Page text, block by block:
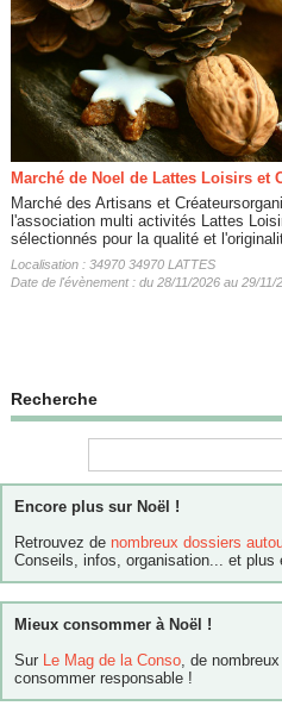
Marché de Noel de Lattes Loisirs et
Marché des Artisans et
l'association multi activités Lattes
sélectionnés pour la qualité et
Localisation : 34970 34970 LATTES
Date de l'évènement : du 28/11/2026 au 29/11/
Recherche
Encore plus sur Noël !
Retrouvez de nombreux dossiers
Conseils, infos, organisation... et plus
Mieux consommer à Noël !
Sur Le Mag de la Conso, de
consommer responsable !